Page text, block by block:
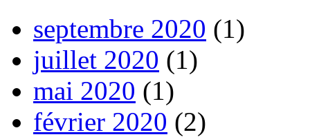
septembre 2020 (1)
juillet 2020 (1)
mai 2020 (1)
février 2020 (2)